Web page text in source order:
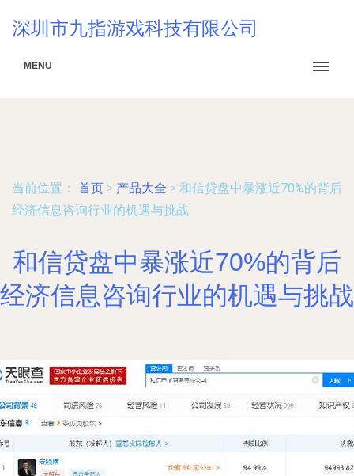
深圳市九指游戏科技有限公司
MENU
当前位置： 首页 > 产品大全 > 和信贷盘中暴涨近70%的背后
经济信息咨询行业的机遇与挑战
和信贷盘中暴涨近70%的背后
经济信息咨询行业的机遇与挑战